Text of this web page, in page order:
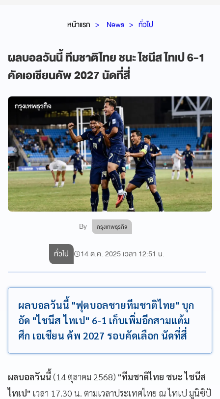
หน้าแรก News ทั่วไป
ผลบอลวันนี้ ทีมชาติไทย ชนะ ไชนีส ไทเป 6-1
คัดเอเชียนคัพ 2027 นัดที่สี่
By กรุงเทพธุรกิจ
ทั่วไป 14 ต.ค. 2025 เวลา 12:51 น.
ผลบอลวันนี้ "ฟุตบอลชายทีมชาติไทย" บุก
อัด "ไชนีส ไทเป" 6-1 เก็บเพิ่มอีกสามแต้ม
ศึก เอเชียน คัพ 2027 รอบคัดเลือก นัดที่สี่
ผลบอลวันนี้ (14 ตุลาคม 2568) "ทีมชาติไทย ชนะ ไชนีส
ไทเป" เวลา 17.30 น. ตามเวลาประเทศไทย ณ ไทเป มูนิซิปั